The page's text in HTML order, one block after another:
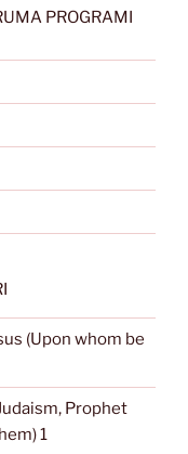
PROGRAMI
(Upon whom be
Prophet
1